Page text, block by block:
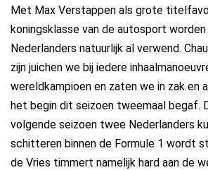
Met Max Verstappen als grote
koningsklasse van de autosport worden
Nederlanders natuurlijk al verwend.
zijn juichen we bij iedere
wereldkampioen en zaten we in zak en
het begin dit seizoen tweemaal begaf.
volgende seizoen twee Nederlanders
schitteren binnen de Formule 1 wordt
de Vries timmert namelijk hard aan de